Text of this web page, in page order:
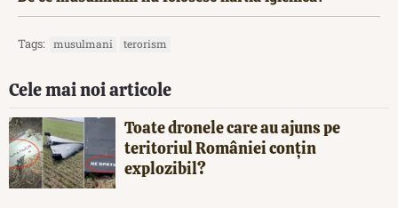
Tags: musulmani terorism
Cele mai noi articole
Toate dronele care au ajuns pe
teritoriul României conțin
explozibil?